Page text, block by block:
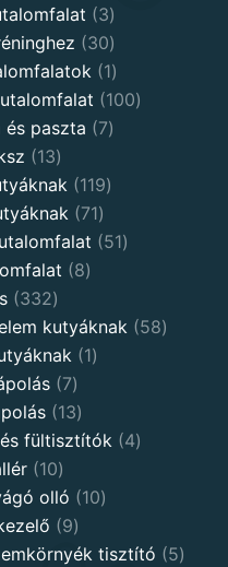
33
products
3030
products
11
product
100100
és paszta 77
1313
products
119119
7171
products
5151
88
332332
products
kutyáknak 5858
11
77
products
1313
products
fültisztítók 44
1010
products
olló 1010
99
products
tisztító 55